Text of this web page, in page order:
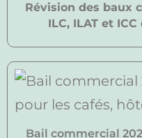
Révision des baux
ILC, ILAT et
Bail commercial